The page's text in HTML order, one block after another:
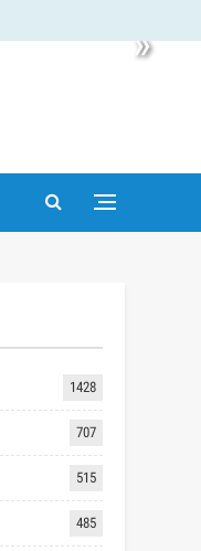
»
1428
707
515
485